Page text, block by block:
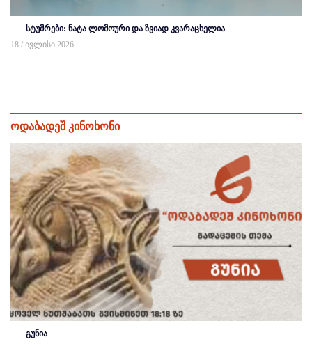
სტუმრები: ნატა ლომოური და ზვიად კვარაცხელია
18 / ივლისი 2026
ოდაბადეშ კინოხონი
გუნია